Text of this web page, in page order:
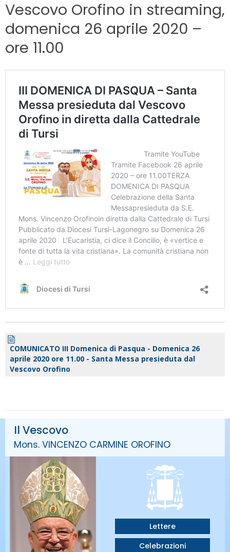
Vescovo Orofino in streaming,
domenica 26 aprile 2020 –
ore 11.00
COMUNICATO III Domenica di Pasqua - Domenica 26
aprile 2020 ore 11.00 - Santa Messa presieduta dal
Vescovo Orofino
Il Vescovo
Mons. VINCENZO CARMINE OROFINO
Lettere
Celebrazioni